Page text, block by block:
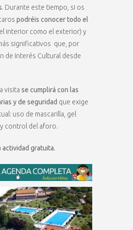
. Durante este tiempo, si os
podréis conocer todo el
interior como el exterior) y
significativos que, por
de Interés Cultural desde
visita se cumplirá con las
y de seguridad que exige
uso de mascarilla, gel
control del aforo.
actividad gratuita.